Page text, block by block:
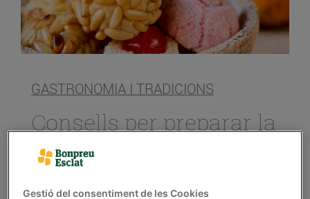
GASTRONOMIA I TRADICIONS
Consells per preparar la
castanyada
30/d’octubre/2018
Gestió del consentiment de les Cookies